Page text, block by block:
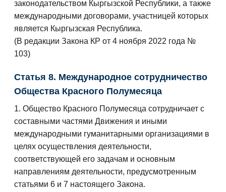
законодательством Кыргызской Республики, а также
международными договорами, участницей которых
является Кыргызская Республика.
(В редакции Закона КР от 4 ноября 2022 года №
103)
Статья 8. Международное сотрудничество
Общества Красного Полумесяца
1. Общество Красного Полумесяца сотрудничает с
составными частями Движения и иными
международными гуманитарными организациями в
целях осуществления деятельности,
соответствующей его задачам и основным
направлениям деятельности, предусмотренным
статьями 6 и 7 настоящего Закона.